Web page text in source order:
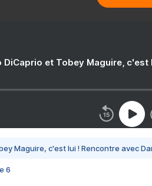
DiCaprio et Tobey Maguire,
Maguire, c'est lui ! Rencontre avec
6